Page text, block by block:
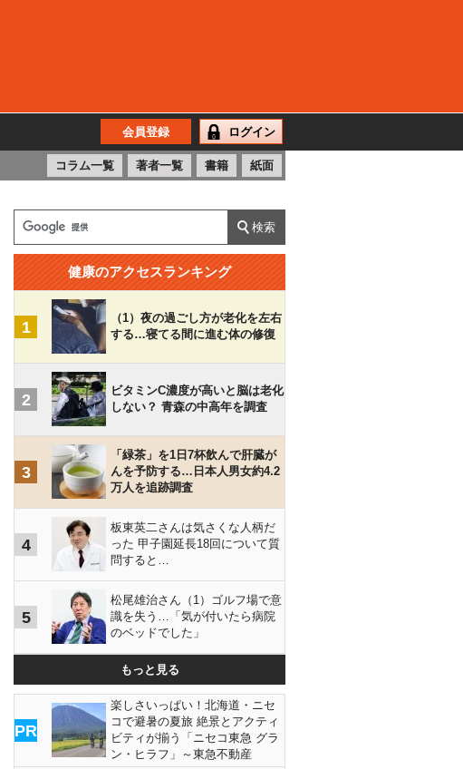
会員登録 ログイン
コラム一覧 著者一覧 書籍 紙面
健康のアクセスランキング
1
（1）夜の過ごし方が老化を左右
する…寝てる間に進む体の修復
2
ビタミンC濃度が高いと脳は老化
しない？ 青森の中高年を調査
3
「緑茶」を1日7杯飲んで肝臓が
んを予防する…日本人男女約4.2
万人を追跡調査
4
板東英二さんは気さくな人柄だ
った 甲子園延長18回について質
問すると…
5
松尾雄治さん（1）ゴルフ場で意
識を失う…「気が付いたら病院
のベッドでした」
もっと見る
PR
楽しさいっぱい！北海道・ニセ
コで避暑の夏旅 絶景とアクティ
ビティが揃う「ニセコ東急 グラ
ン・ヒラフ」～東急不動産